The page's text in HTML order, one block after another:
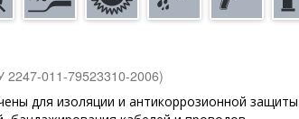
2247-011-79523310-2006)
для изоляции и антикоррозионной защиты